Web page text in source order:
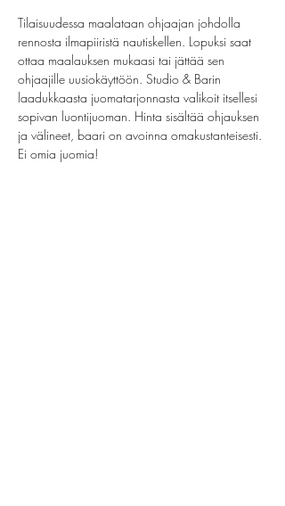
Tilaisuudessa maalataan ohjaajan johdolla
rennosta ilmapiiristä nautiskellen. Lopuksi saat
ottaa maalauksen mukaasi tai jättää sen
ohjaajille uusiokäyttöön. Studio & Barin
laadukkaasta juomatarjonnasta valikoit itsellesi
sopivan luontijuoman. Hinta sisältää ohjauksen
ja välineet, baari on avoinna omakustanteisesti.
Ei omia juomia!